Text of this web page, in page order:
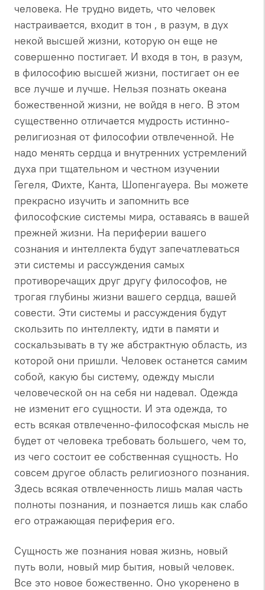
человека. Не трудно видеть, что человек
настраивается, входит в тон , в разум, в дух
некой высшей жизни, которую он еще не
совершенно постигает. И входя в тон, в разум,
в философию высшей жизни, постигает он ее
все лучше и лучше. Нельзя познать океана
божественной жизни, не войдя в него. В этом
существенно отличается мудрость истинно-
религиозная от философии отвлеченной. Не
надо менять сердца и внутренних устремлений
духа при тщательном и честном изучении
Гегеля, Фихте, Канта, Шопенгауера. Вы можете
прекрасно изучить и запомнить все
философские системы мира, оставаясь в вашей
прежней жизни. На периферии вашего
сознания и интеллекта будут запечатлеваться
эти системы и рассуждения самых
противоречащих друг другу философов, не
трогая глубины жизни вашего сердца, вашей
совести. Эти системы и рассуждения будут
скользить по интеллекту, идти в памяти и
соскальзывать в ту же абстрактную область, из
которой они пришли. Человек останется самим
собой, какую бы систему, одежду мысли
человеческой он на себя ни надевал. Одежда
не изменит его сущности. И эта одежда, то
есть всякая отвлеченно-философская мысль не
будет от человека требовать большего, чем то,
из чего состоит ее собственная сущность. Но
совсем другое область религиозного познания.
Здесь всякая отвлеченность лишь малая часть
полноты познания, и познается лишь как слабо
его отражающая периферия его.
Сущность же познания новая жизнь, новый
путь воли, новый мир бытия, новый человек.
Все это новое божественно. Оно укоренено в